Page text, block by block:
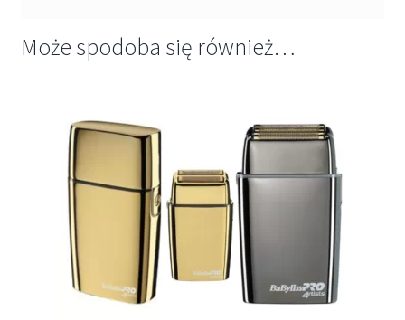
Może spodoba się również…